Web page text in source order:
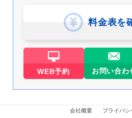
料金表を
WEB予約 お問い合わ
会社概要 プライバシ